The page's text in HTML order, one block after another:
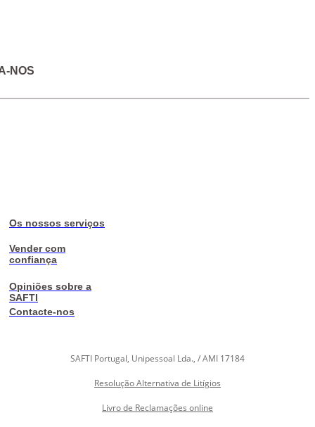
NOS
Os nossos serviços
Vender com
confiança
Opiniões sobre a
SAFTI
Contacte-nos
SAFTI Portugal, Unipessoal Lda., / AMI 17184
Resolução Alternativa de Litígios
Livro de Reclamações online